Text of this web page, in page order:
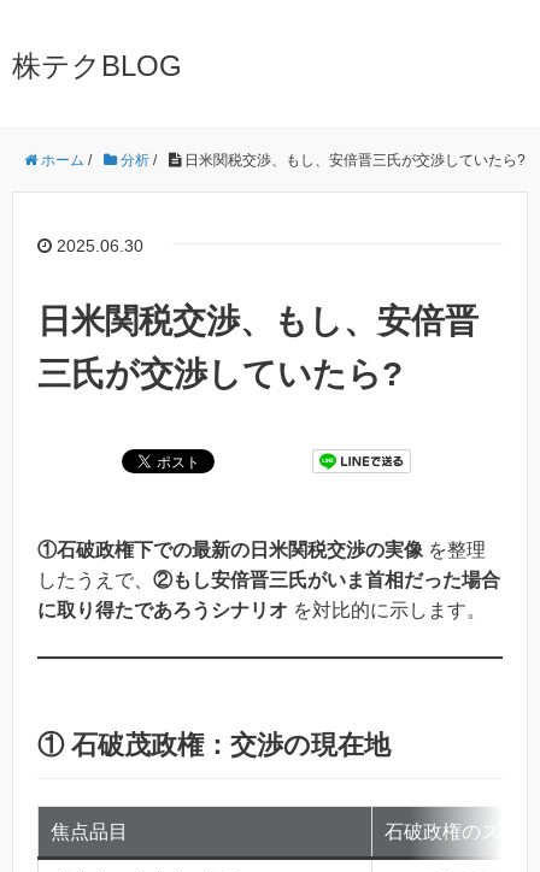
株テクBLOG
ホーム / 分析 / 日米関税交渉、もし、安倍晋三氏が交渉していたら?
2025.06.30
日米関税交渉、もし、安倍晋
三氏が交渉していたら?
①石破政権下での最新の日米関税交渉の実像 を整理
したうえで、 ②もし安倍晋三氏がいま首相だった場合
に取り得たであろうシナリオ を対比的に示します。
① 石破茂政権：交渉の現在地
焦点品目 石破政権のスタ